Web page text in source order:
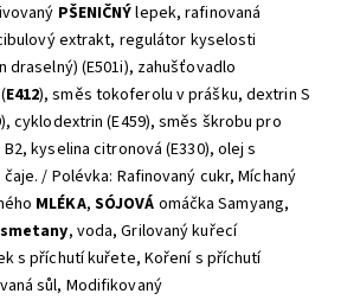
PŠENIČNÝlepek, rafinovaná
extrakt, regulátor kyselosti
draselný) (E501i), zahušťovadlo
E412), směs tokoferolu v prášku, dextrin S
cyklodextrin (E459), směs škrobu pro
kyselina citronová (E330), olej s
/ Polévka: Rafinovaný cukr, Míchaný
MLÉKA, SÓJOVÁ omáčka Samyang,
smetany, voda, Grilovaný kuřecí
s příchutí kuřete, Koření s příchutí
sůl, Modifikovaný